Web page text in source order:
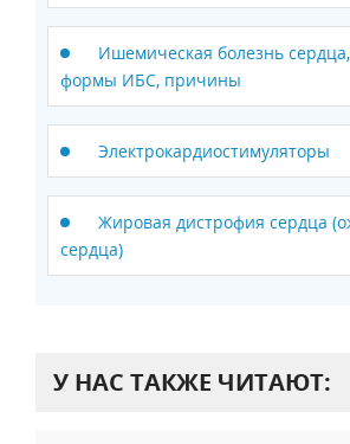
Ишемическая болезнь
формы ИБС, причины
Электрокардиостимуляторы
Жировая дистрофия сердца
сердца)
У НАС ТАКЖЕ ЧИТАЮТ: